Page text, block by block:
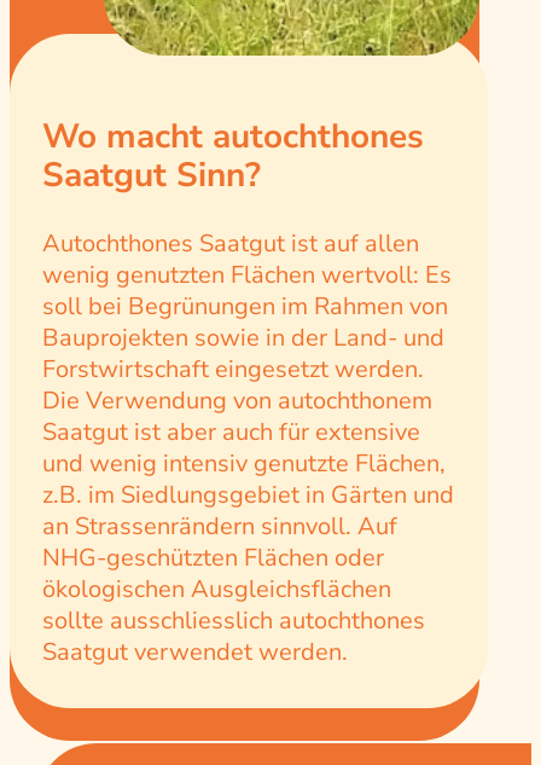
Wo macht autochthones
Saatgut Sinn?
Autochthones Saatgut ist auf allen
wenig genutzten Flächen wertvoll: Es
soll bei Begrünungen im Rahmen von
Bauprojekten sowie in der Land- und
Forstwirtschaft eingesetzt werden.
Die Verwendung von autochthonem
Saatgut ist aber auch für extensive
und wenig intensiv genutzte Flächen,
z.B. im Siedlungsgebiet in Gärten und
an Strassenrändern sinnvoll. Auf
NHG-geschützten Flächen oder
ökologischen Ausgleichsflächen
sollte ausschliesslich autochthones
Saatgut verwendet werden.